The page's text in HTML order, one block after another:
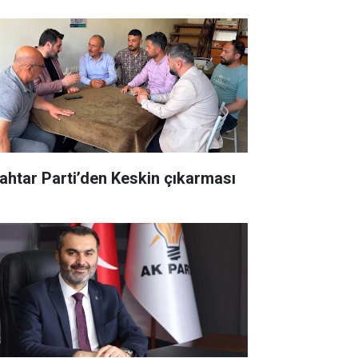
Parti’den Keskin çıkarması